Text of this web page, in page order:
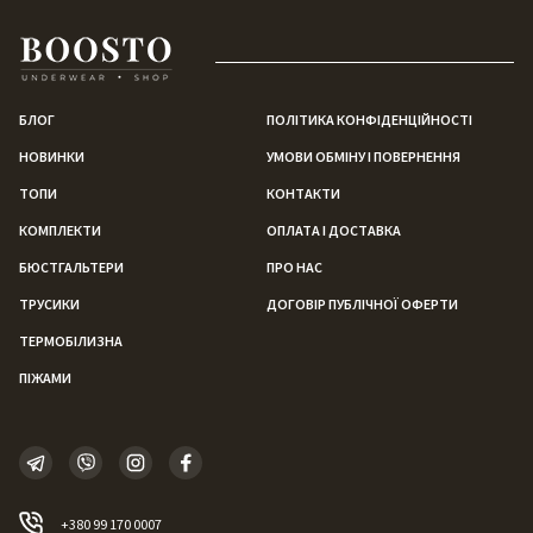
БЛОГ
НОВИНКИ
ТОПИ
КОМПЛЕКТИ
БЮСТГАЛЬТЕРИ
ТРУСИКИ
ТЕРМОБІЛИЗНА
ПІЖАМИ
ПОЛІТИКА КОНФІДЕНЦІЙНОСТІ
УМОВИ ОБМІНУ І ПОВЕРНЕННЯ
КОНТАКТИ
ОПЛАТА І ДОСТАВКА
ПРО НАС
ДОГОВІР ПУБЛІЧНОЇ ОФЕРТИ
+380 99 170 0007